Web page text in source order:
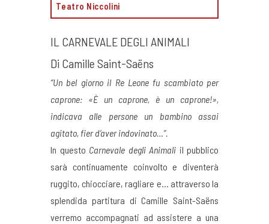
Teatro Niccolini
IL CARNEVALE DEGLI ANIMALI
Di Camille Saint-Saëns
“Un bel giorno il Re Leone fu scambiato per
caprone: «È un caprone, è un caprone!»,
indicava alle persone un bambino assai
agitato, fier d’aver indovinato…”.
In questo Carnevale degli Animali il pubblico
sarà continuamente coinvolto e diventerà
ruggito, chiocciare, ragliare e… attraverso la
splendida partitura di Camille Saint-Saëns
verremo accompagnati ad assistere a una